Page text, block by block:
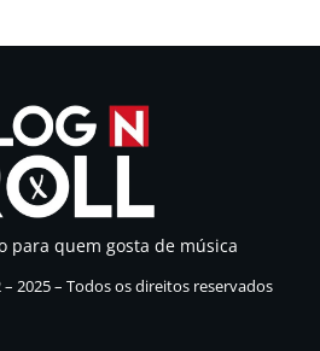
para quem gosta de música
2025 – Todos os direitos reservados